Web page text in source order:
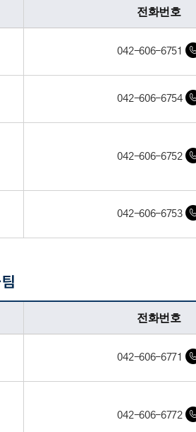
전화번호
042-606-6751
042-606-6754
042-606-6752
042-606-6753
전화번호
042-606-6771
042-606-6772